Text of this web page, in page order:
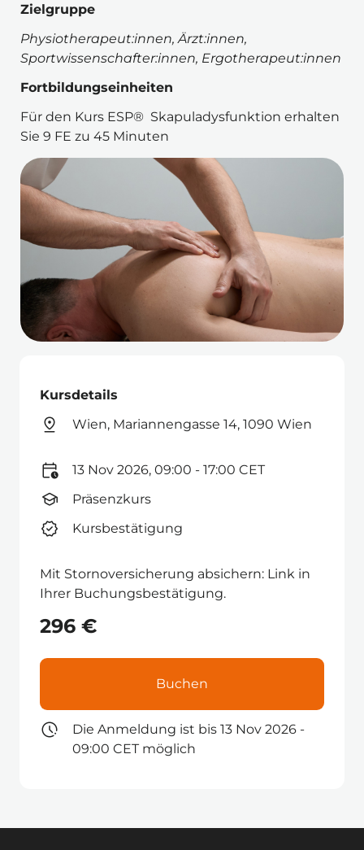
Zielgruppe
Physiotherapeut:innen, Ärzt:innen,
Sportwissenschafter:innen, Ergotherapeut:innen
Fortbildungseinheiten
Für den Kurs ESP®  Skapuladysfunktion erhalten
Sie 9 FE zu 45 Minuten
Kursdetails
Wien, Mariannengasse 14, 1090 Wien
13 Nov 2026, 09:00 - 17:00 CET
Präsenzkurs
Kursbestätigung
Mit Stornoversicherung absichern: Link in
Ihrer Buchungsbestätigung.
296 €
Buchen
Die Anmeldung ist bis 13 Nov 2026 -
09:00 CET möglich